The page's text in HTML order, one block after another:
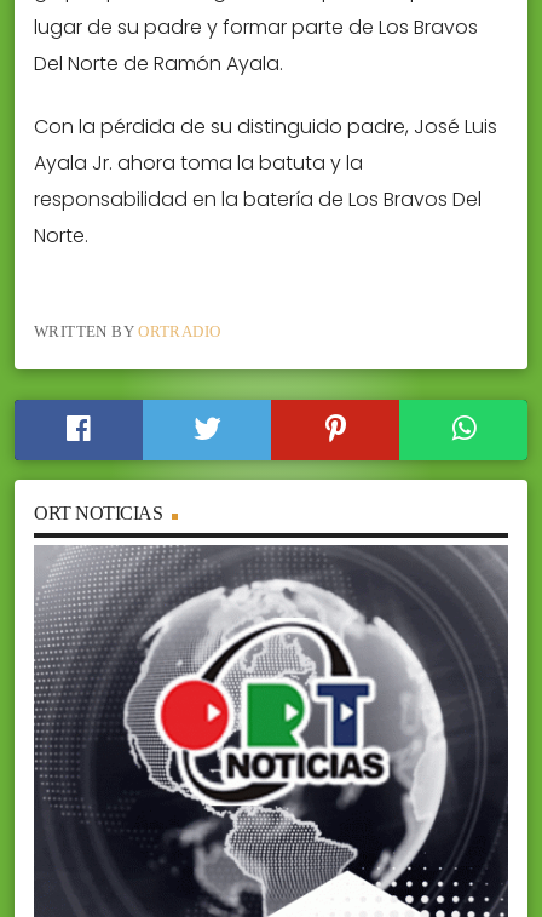
lugar de su padre y formar parte de Los Bravos
Del Norte de Ramón Ayala.
Con la pérdida de su distinguido padre, José Luis
Ayala Jr. ahora toma la batuta y la
responsabilidad en la batería de Los Bravos Del
Norte.
WRITTEN BYORTRADIO
ORT NOTICIAS